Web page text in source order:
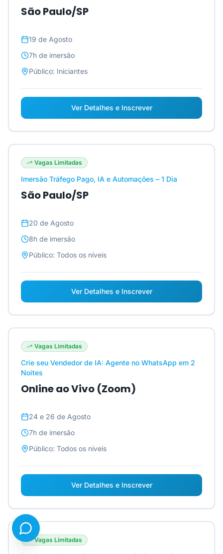
São Paulo/SP
19 de Agosto
7h de imersão
Público: Iniciantes
Ver Detalhes e Inscrever
Vagas Limitadas
Imersão Tráfego Pago, IA e Automações – 1 Dia
São Paulo/SP
20 de Agosto
8h de imersão
Público: Todos os níveis
Ver Detalhes e Inscrever
Vagas Limitadas
Crie seu Vendedor de IA: Agente no WhatsApp em 2
Noites
Online ao Vivo (Zoom)
24 e 26 de Agosto
7h de imersão
Público: Todos os níveis
Ver Detalhes e Inscrever
Vagas Limitadas